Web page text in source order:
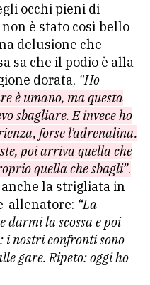
occhi pieni di
è stato così bello
delusione che
sa che il podio è alla
dorata, “Ho
è umano, ma questa
sbagliare. E invece ho
forse l’adrenalina.
poi arriva quella che
quella che sbagli”.
la strigliata in
allenatore: “La
darmi la scossa e poi
i nostri confronti sono
gare. Ripeto: oggi ho